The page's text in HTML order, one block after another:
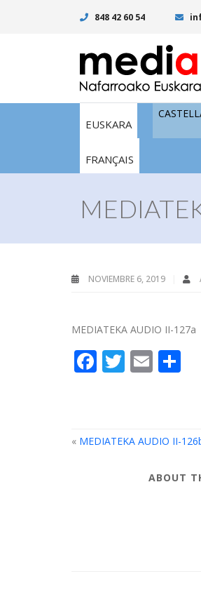
848 42 60 54
EUSKARA
FRANÇAIS
NOVIEMBRE 6, 2019
MEDIATEKA AUDIO II-127a
Facebook
Twitter
Email
« MEDIATEKA AUDIO II-
ABOUT